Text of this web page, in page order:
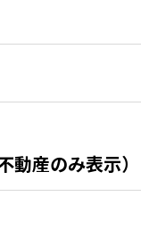
産のみ表示）